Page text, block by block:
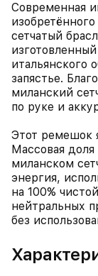
Современная
сетчатый
итальянского
запястье.
миланский
по руке и
Этот ремешок
Массовая
миланском
энергия,
на 100%
нейтральных
без